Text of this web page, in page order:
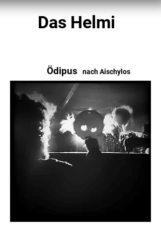
Das Helmi
Ödipus nach Aischylos